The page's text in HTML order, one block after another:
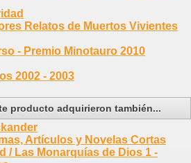
Relatos de Muertos Vivientes
- Premio Minotauro 2010
2002 - 2003
producto adquirieron también...
Artículos y Novelas Cortas
/ Las Monarquías de Dios 1 -